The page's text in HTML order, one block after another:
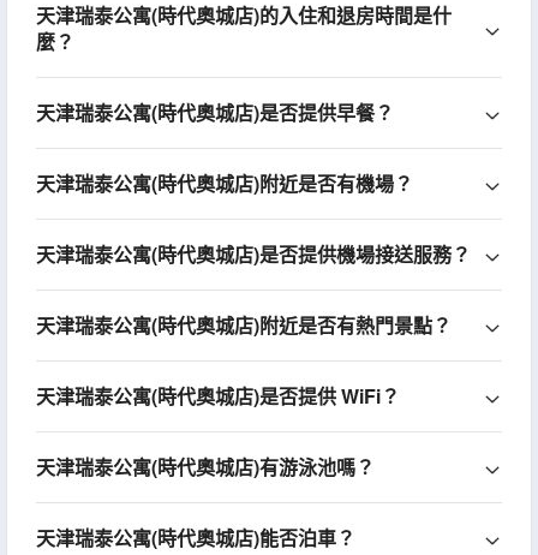
天津瑞泰公寓(時代奧城店)的入住和退房時間是什
麼？
天津瑞泰公寓(時代奧城店)是否提供早餐？
天津瑞泰公寓(時代奧城店)附近是否有機場？
天津瑞泰公寓(時代奧城店)是否提供機場接送服務？
天津瑞泰公寓(時代奧城店)附近是否有熱門景點？
天津瑞泰公寓(時代奧城店)是否提供 WiFi？
天津瑞泰公寓(時代奧城店)有游泳池嗎？
天津瑞泰公寓(時代奧城店)能否泊車？